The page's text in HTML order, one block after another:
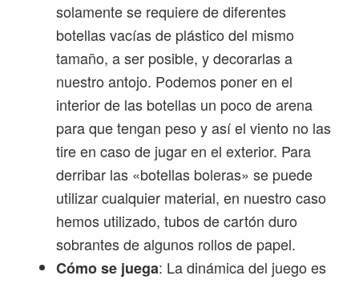
solamente se requiere de diferentes
botellas vacías de plástico del mismo
tamaño, a ser posible, y decorarlas a
nuestro antojo. Podemos poner en el
interior de las botellas un poco de arena
para que tengan peso y así el viento no las
tire en caso de jugar en el exterior. Para
derribar las «botellas boleras» se puede
utilizar cualquier material, en nuestro caso
hemos utilizado, tubos de cartón duro
sobrantes de algunos rollos de papel.
Cómo se juega: La dinámica del juego es